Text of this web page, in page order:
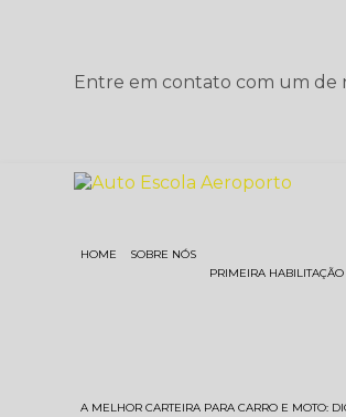
Entre em contato com um de
HOME SOBRE NÓS
PRIMEIRA HABILITAÇÃO
A MELHOR CARTEIRA PARA CARRO E MOTO: